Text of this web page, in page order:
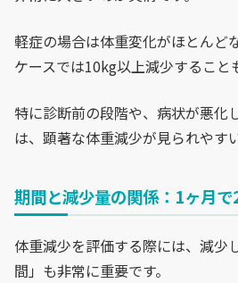
軽症の場合は体重変化がほとんど
ケースでは10kg以上減少すること
特に診断前の段階や、病状が悪化
は、顕著な体重減少が見られやす
期間と減少量の関係：1ヶ月
体重減少を評価する際には、減少
間」も非常に重要です。